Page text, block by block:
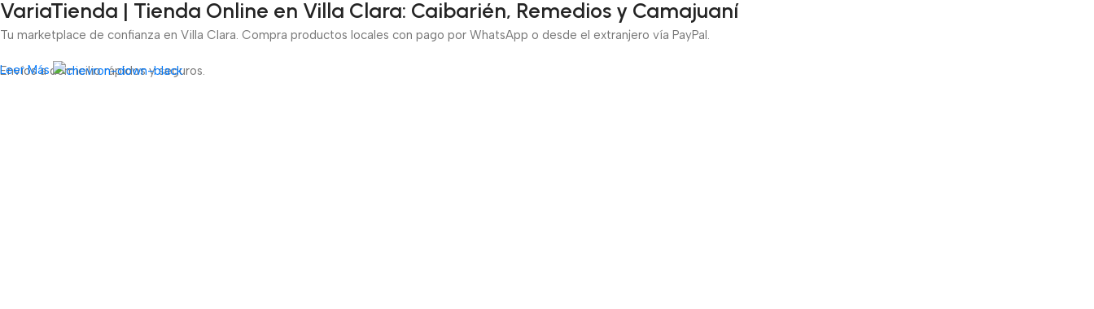
VariaTienda | Tienda Online en Villa Clara: Caibarién, Remedios y Camajuaní
Tu marketplace de confianza en Villa Clara. Compra productos locales con pago por WhatsApp o desde el extranjero vía PayPal.
Envíos a domicilio rápidos y seguros.
Leer Más